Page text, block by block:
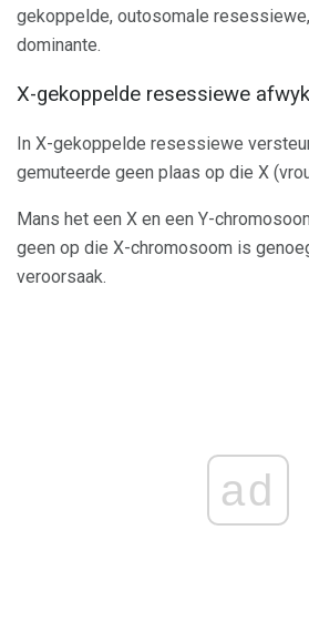
gekoppelde, outosomale
dominante.
X-gekoppelde resessiewe
In X-gekoppelde resessiewe
gemuteerde geen plaas op die X
Mans het een X en een Y-
geen op die X-chromosoom is
veroorsaak.
ad